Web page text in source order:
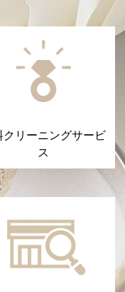
クリーニングサービ
ス